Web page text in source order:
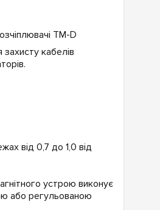
кабелів
від 0,7 до 1,0 від
устрою виконує
або регульованою